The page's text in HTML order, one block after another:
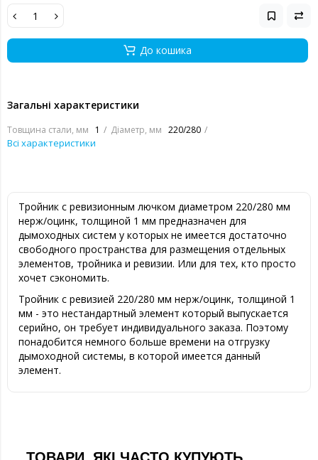
До кошика
Загальні характеристики
Товщина стали, мм 1 Діаметр, мм 220/280
Всі характеристики
Тройник с ревизионным лючком диаметром 220/280 мм
нерж/оцинк, толщиной 1 мм предназначен для
дымоходных систем у которых не имеется достаточно
свободного пространства для размещения отдельных
элементов, тройника и ревизии. Или для тех, кто просто
хочет сэкономить.
Тройник с ревизией 220/280 мм нерж/оцинк, толщиной 1
мм - это нестандартный элемент который выпускается
серийно, он требует индивидуального заказа. Поэтому
понадобится немного больше времени на отгрузку
дымоходной системы, в которой имеется данный
элемент.